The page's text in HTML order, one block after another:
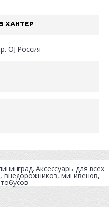
ХАНТЕР
OJ Россия
. Аксессуары для всех
внедорожников, минивенов,